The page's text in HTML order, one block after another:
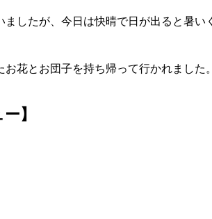
ましたが、今日は快晴で日が出ると暑い
花とお団子を持ち帰って行かれました。
】